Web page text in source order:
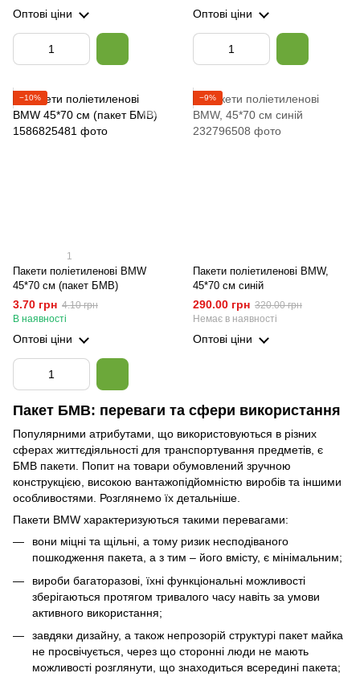
Оптові ціни Оптові ціни
−10%
1
Пакети поліетиленові BMW
45*70 см (пакет БМВ)
3.70 грн 4.10 грн
В наявності
Оптові ціни
−9%
Пакети поліетиленові BMW,
45*70 см синій
290.00 грн 320.00 грн
Немає в наявності
Оптові ціни
Пакет БМВ: переваги та сфери використання
Популярними атрибутами, що використовуються в різних
сферах життєдіяльності для транспортування предметів, є
БМВ пакети. Попит на товари обумовлений ​​зручною
конструкцією, високою вантажопідйомністю виробів та іншими
особливостями. Розглянемо їх детальніше.
Пакети BMW характеризуються такими перевагами:
вони міцні та щільні, а тому ризик несподіваного
пошкодження пакета, а з тим – його вмісту, є мінімальним;
вироби багаторазові, їхні функціональні можливості
зберігаються протягом тривалого часу навіть за умови
активного використання;
завдяки дизайну, а також непрозорій структурі пакет майка
не просвічується, через що сторонні люди не мають
можливості розглянути, що знаходиться всередині пакета;